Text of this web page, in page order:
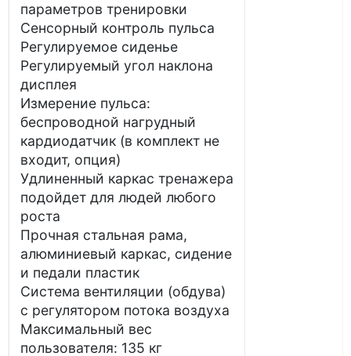
параметров тренировки
Сенсорный контроль пульса
Регулируемое сиденье
Регулируемый угол наклона
дисплея
Измерение пульса:
беспроводной нагрудный
кардиодатчик (в комплект не
входит, опция)
Удлиненный каркас тренажера
подойдет для людей любого
роста
Прочная стальная рама,
алюминиевый каркас, сидение
и педали пластик
Система вентиляции (обдува)
с регулятором потока воздуха
Максимальный вес
пользователя: 135 кг